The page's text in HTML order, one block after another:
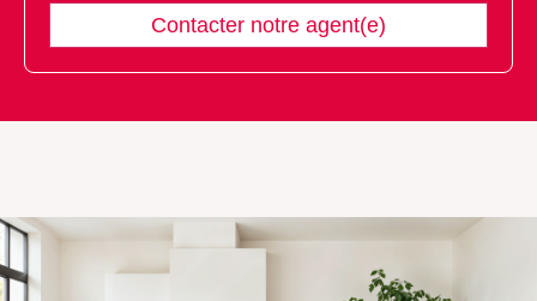
Contacter notre agent(e)